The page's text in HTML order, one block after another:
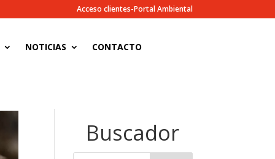
Acceso clientes-Portal Ambiental
NOTICIAS CONTACTO
Buscador